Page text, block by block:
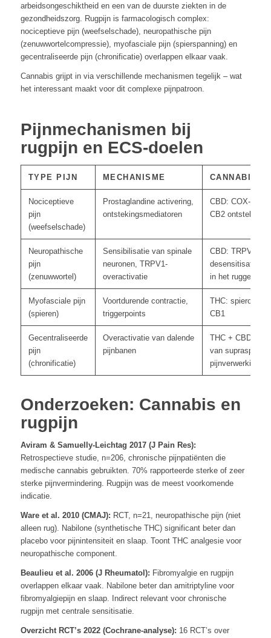
arbeidsongeschiktheid en een van de duurste ziekten in de
gezondheidszorg. Rugpijn is farmacologisch complex:
nociceptieve pijn (weefselschade), neuropathische pijn
(zenuwwortelcompressie), myofasciale pijn (spierspanning) en
gecentraliseerde pijn (chronificatie) overlappen elkaar vaak.
Cannabis grijpt in via verschillende mechanismen tegelijk – wat
het interessant maakt voor dit complexe pijnpatroon.
Pijnmechanismen bij
rugpijn en ECS-doelen
TYPE PIJN MECHANISME CANNABIS
Nociceptieve
pijn
(weefselschade)
Prostaglandine activering,
ontstekingsmediatoren
CBD: COX-2
CB2
Neuropathische
pijn
(zenuwwortel)
Sensibilisatie van spinale
neuronen, TRPV1-
overactivatie
CBD: TRPV1
desensitisatie;
in het
Myofasciale pijn
(spieren)
Voortdurende contractie,
triggerpoints
THC:
CB1
Gecentraliseerde
pijn
(chronificatie)
Overactivatie van dalende
pijnbanen
THC + CBD:
van supraspinale
pijnverwerking
Onderzoeken: Cannabis en
rugpijn
Aviram & Samuelly-Leichtag 2017 (J Pain Res):
Retrospectieve studie, n=206, chronische pijnpatiënten die
medische cannabis gebruikten. 70% rapporteerde sterke of zeer
sterke pijnvermindering. Rugpijn was de meest voorkomende
indicatie.
Ware et al. 2010 (CMAJ): RCT, n=21, neuropathische pijn (niet
alleen rug). Nabilone (synthetische THC) significant beter dan
placebo voor pijnintensiteit en slaap. Toont THC analgesie voor
neuropathische component.
Beaulieu et al. 2006 (J Rheumatol): Fibromyalgie en rugpijn
overlappen elkaar vaak. Nabilone beter dan amitriptyline voor
fibromyalgiepijn en slaap. Indirect relevant voor chronische
rugpijn met centrale sensitisatie.
Overzicht RCT’s 2022 (Cochrane-analyse): 16 RCT’s over